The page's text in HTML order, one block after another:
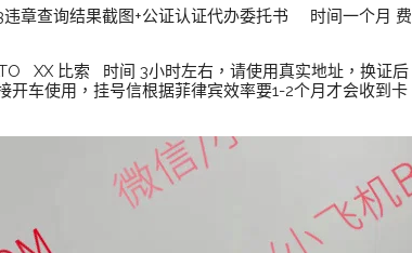
违章查询结果截图+公证认证代办委托书 时间一个月 费
XX 比索 时间 3小时左右，请使用真实地址，换证后
车使用，挂号信根据菲律宾效率要1-2个月才会收到卡